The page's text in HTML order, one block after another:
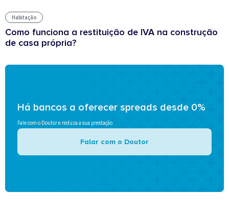
Habitação
Como funciona a restituição de IVA na construção
de casa própria?
Há bancos a oferecer spreads desde 0%
Fale com o Doutor e reduza a sua prestação
Falar com o Doutor